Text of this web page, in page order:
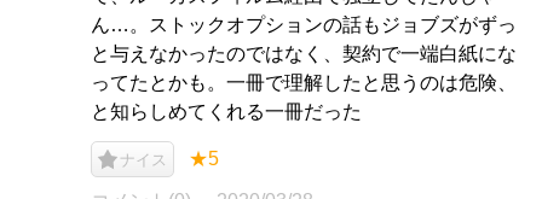
ん…。ストックオプションの話もジョブズがずっ
と与えなかったのではなく、契約で一端白紙にな
ってたとかも。一冊で理解したと思うのは危険、
と知らしめてくれる一冊だった
ナイス ★5